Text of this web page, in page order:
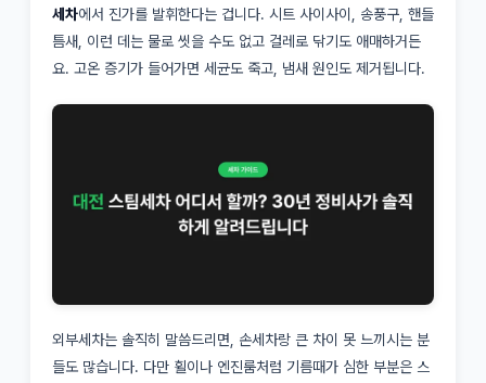
세차에서 진가를 발휘한다는 겁니다. 시트 사이사이, 송풍구, 핸들
틈새, 이런 데는 물로 씻을 수도 없고 걸레로 닦기도 애매하거든
요. 고온 증기가 들어가면 세균도 죽고, 냄새 원인도 제거됩니다.
외부세차는 솔직히 말씀드리면, 손세차랑 큰 차이 못 느끼시는 분
들도 많습니다. 다만 휠이나 엔진룸처럼 기름때가 심한 부분은 스